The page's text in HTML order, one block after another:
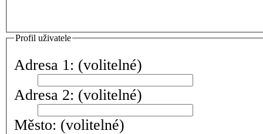
Profil uživatele
Adresa 1: (volitelné)
Adresa 2: (volitelné)
Město: (volitelné)